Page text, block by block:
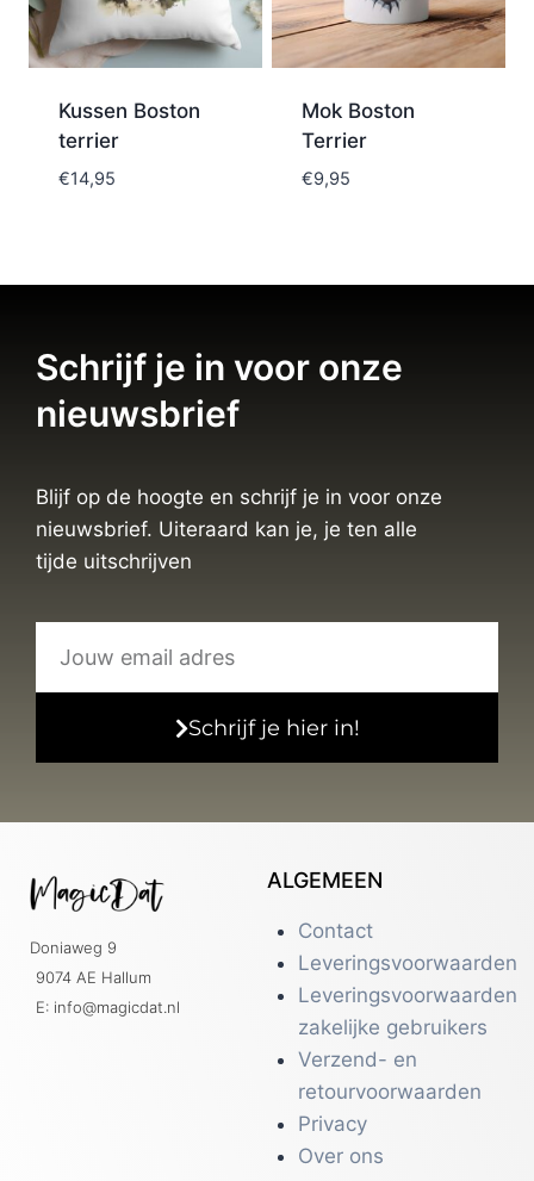
Kussen Boston
terrier
€14,95
Mok Boston
Terrier
€9,95
Schrijf je in voor onze
nieuwsbrief
Blijf op de hoogte en schrijf je in voor onze
nieuwsbrief. Uiteraard kan je, je ten alle
tijde uitschrijven
Schrijf je hier in!
Doniaweg 9
9074 AE Hallum
E: info@magicdat.nl
ALGEMEEN
Contact
Leveringsvoorwaarden
Leveringsvoorwaarden
zakelijke gebruikers
Verzend- en
retourvoorwaarden
Privacy
Over ons